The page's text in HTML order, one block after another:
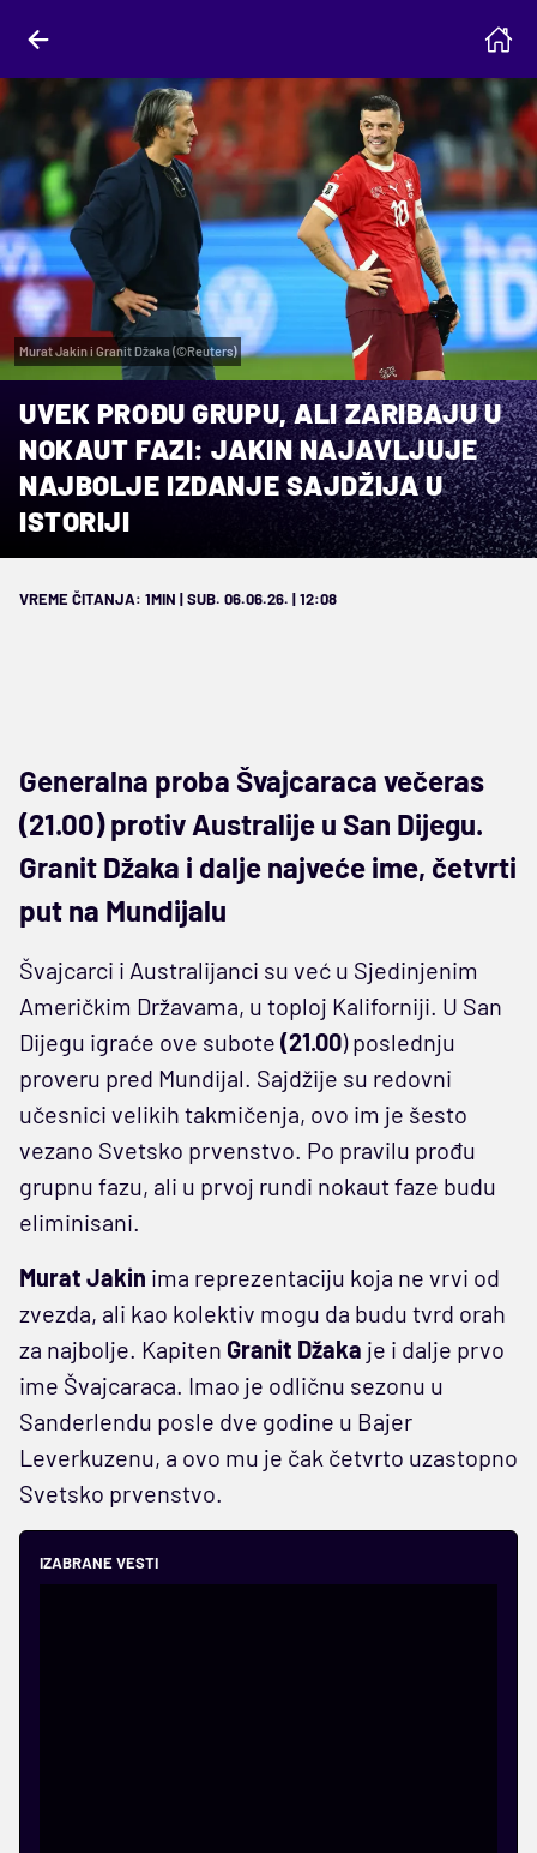
Murat Jakin i Granit Džaka (©Reuters)
UVEK PROĐU GRUPU, ALI ZARIBAJU U
NOKAUT FAZI: JAKIN NAJAVLJUJE
NAJBOLJE IZDANJE SAJDŽIJA U
ISTORIJI
VREME ČITANJA: 1MIN | SUB. 06.06.26. | 12:08
Generalna proba Švajcaraca večeras
(21.00) protiv Australije u San Dijegu.
Granit Džaka i dalje najveće ime, četvrti
put na Mundijalu
Švajcarci i Australijanci su već u Sjedinjenim
Američkim Državama, u toploj Kaliforniji. U San
Dijegu igraće ove subote (21.00) poslednju
proveru pred Mundijal. Sajdžije su redovni
učesnici velikih takmičenja, ovo im je šesto
vezano Svetsko prvenstvo. Po pravilu prođu
grupnu fazu, ali u prvoj rundi nokaut faze budu
eliminisani.
Murat Jakin ima reprezentaciju koja ne vrvi od
zvezda, ali kao kolektiv mogu da budu tvrd orah
za najbolje. Kapiten Granit Džaka je i dalje prvo
ime Švajcaraca. Imao je odličnu sezonu u
Sanderlendu posle dve godine u Bajer
Leverkuzenu, a ovo mu je čak četvrto uzastopno
Svetsko prvenstvo.
IZABRANE VESTI